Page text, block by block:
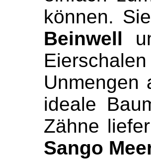
können.
Beinwell
Unmengen
ideale
Zähne
Sango